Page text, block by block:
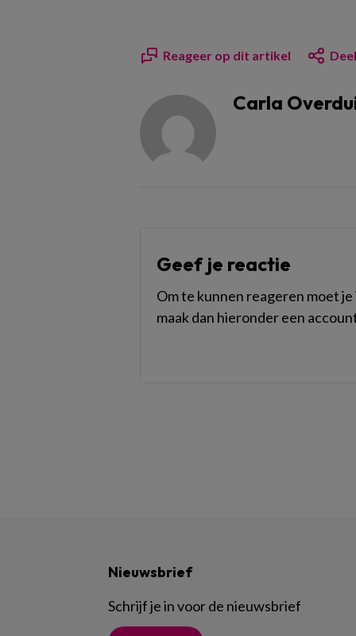
Reageer op dit artikel
Carla
Geef je reactie
Om te kunnen reageren moet
maak dan hieronder een
Nieuwsbrief
Schrijf je in voor de nieuwsbrief